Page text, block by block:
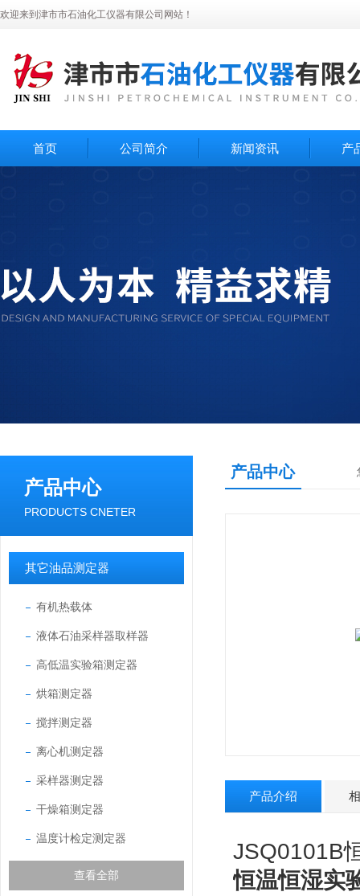
欢迎来到津市市石油化工仪器有限公司网站！
首页 公司简介 新闻资讯 产
产品中心
PRODUCTS CNETER
其它油品测定器
有机热载体
液体石油采样器取样器
高低温实验箱测定器
烘箱测定器
搅拌测定器
离心机测定器
采样器测定器
干燥箱测定器
温度计检定测定器
查看全部
产品中心
产品介绍
JSQ0101B
恒温恒湿实